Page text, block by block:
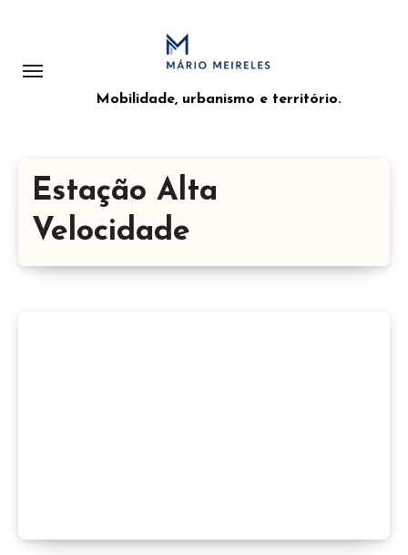
Mobilidade, urbanismo e território.
Estação Alta
Velocidade